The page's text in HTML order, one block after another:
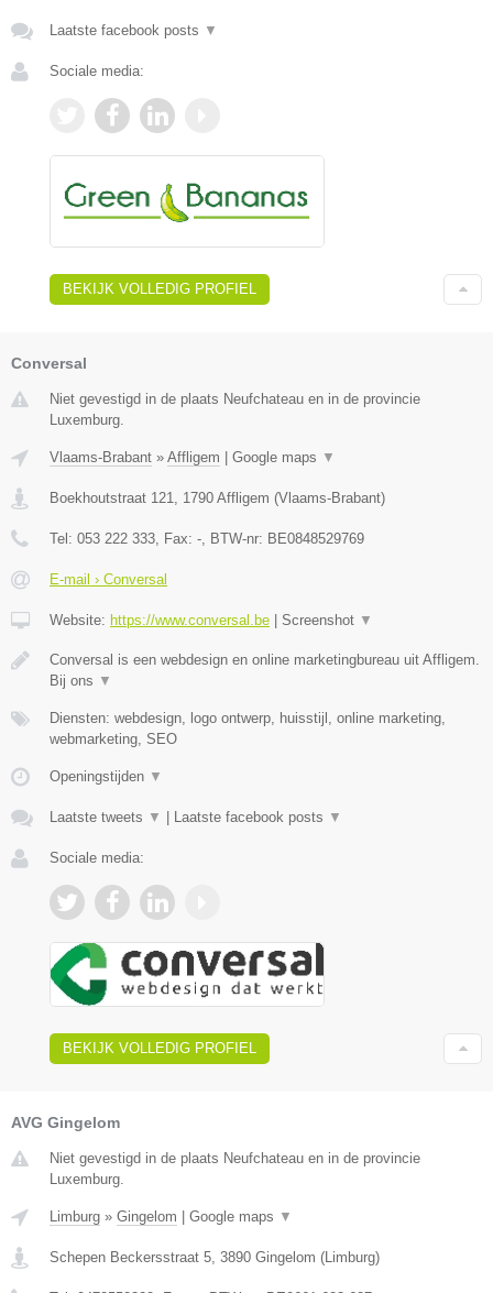
Laatste facebook posts ▼
Sociale media:
BEKIJK VOLLEDIG PROFIEL
Conversal
Niet gevestigd in de plaats Neufchateau en in de provincie
Luxemburg.
Vlaams-Brabant » Affligem | Google maps ▼
Boekhoutstraat 121 1790 Affligem (Vlaams-Brabant)
Tel: 053 222 333 , Fax: - , BTW-nr: BE0848529769
E-mail › Conversal
Website: https://www.conversal.be | Screenshot ▼
Conversal is een webdesign en online marketingbureau uit Affligem.
Bij ons ▼
Diensten: webdesign, logo ontwerp, huisstijl, online marketing,
webmarketing, SEO
Openingstijden ▼
Laatste tweets ▼ | Laatste facebook posts ▼
Sociale media:
BEKIJK VOLLEDIG PROFIEL
AVG Gingelom
Niet gevestigd in de plaats Neufchateau en in de provincie
Luxemburg.
Limburg » Gingelom Google maps ▼
Schepen Beckersstraat 5, 3890 Gingelom (Limburg)